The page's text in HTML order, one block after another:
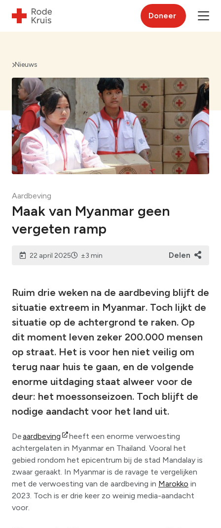
Doneer
Nieuws
Aardbeving
Maak van Myanmar geen
vergeten ramp
22 april 2025 ±3 min Delen
Ruim drie weken na de aardbeving blijft de
situatie extreem in Myanmar. Toch lijkt de
situatie op de achtergrond te raken. Op
dit moment leven zeker 200.000 mensen
op straat. Het is voor hen niet veilig om
terug naar huis te gaan, en de volgende
enorme uitdaging staat alweer voor de
deur: het moessonseizoen. Toch blijft de
nodige aandacht voor het land uit.
Deaardbeving
heeft een enorme verwoesting
achtergelaten in Myanmar en Thailand. Vooral het
gebied rondom het epicentrum bij de stad Mandalay is
zwaar geraakt. In Myanmar is de ravage te vergelijken
met de verwoesting van de aardbeving in Marokko in
2023. Toch is er drie keer zo weinig media-aandacht
voor.